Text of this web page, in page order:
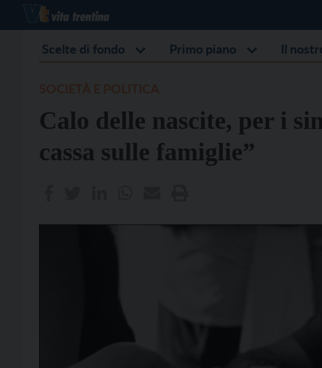
Scelte di fondo Primo piano Il
Calo delle nascite, per i
cassa sulle famiglie”